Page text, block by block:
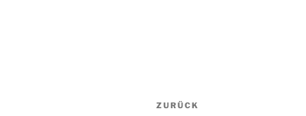
Beitragsnavigation
Vorheriger
ZURÜCK